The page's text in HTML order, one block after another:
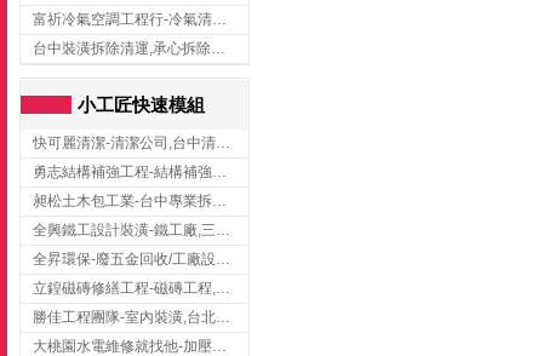
富祈冷氣空調工程行-冷氣清洗,台中冷氣清洗,台中冷氣安裝,北區冷氣清洗
台中裝潢拆除清運,承心拆除清運工程-台中包月垃圾清運,台中工廠垃圾清運,北區裝潢拆除清運
小工匠快速模組
快可麗清潔-清潔公司,台中清潔公司,台中居家清潔
勇志結構補強工程-結構補強工程 ,桃園結構補強工程,龍潭結構補強工程
昶松土木包工業-台中專業拆除工程/挖土機出租
全興鐵工設計裝潢-鐵工廠,三峽鐵工廠,台北鐵工廠
全昇環保-廢五金回收/工廠設備收購/機械設備回收/高價收購廠房設備
立鍠磁磚修繕工程-磁磚工程,磁磚修補,新竹磁磚工程
勝佳工程團隊-室內裝潢,台北房屋裝修,三重室內裝修
大桃園水電維修就找他-加壓馬達,抽水馬達,桃園水電行,中壢水電